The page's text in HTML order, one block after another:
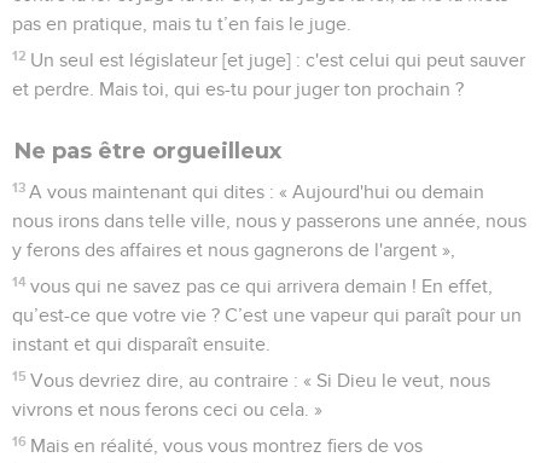
pas en pratique, mais tu t’en fais le juge.
12 Un seul est législateur [et juge] : c'est celui qui peut sauver
et perdre. Mais toi, qui es-tu pour juger ton prochain ?
Ne pas être orgueilleux
13 A vous maintenant qui dites : « Aujourd'hui ou demain
nous irons dans telle ville, nous y passerons une année, nous
y ferons des affaires et nous gagnerons de l'argent »,
14 vous qui ne savez pas ce qui arrivera demain ! En effet,
qu’est-ce que votre vie ? C’est une vapeur qui paraît pour un
instant et qui disparaît ensuite.
15 Vous devriez dire, au contraire : « Si Dieu le veut, nous
vivrons et nous ferons ceci ou cela. »
16 Mais en réalité, vous vous montrez fiers de vos